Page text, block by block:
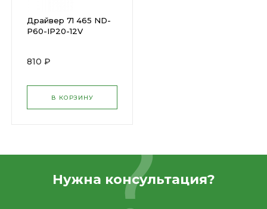
Драйвер 71 465 ND-
P60-IP20-12V
810 ₽
В КОРЗИНУ
Нужна консультация?